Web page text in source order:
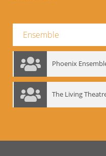
Ensemble
Phoenix
The Living